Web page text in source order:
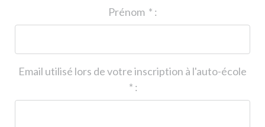
* :
Email utilisé lors de votre inscription à l'auto-école
* :